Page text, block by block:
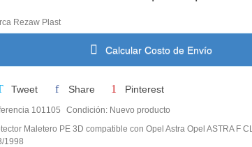
Rezaw Plast
Calcular Costo de Envío
Tweet Share Pinterest
101105 Condición: Nuevo producto
Maletero PE 3D compatible con Opel Astra Opel ASTRA F
1998